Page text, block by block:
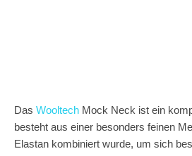
Das Wooltech Mock Neck ist ein
besteht aus einer besonders feinen
Elastan kombiniert wurde, um sich